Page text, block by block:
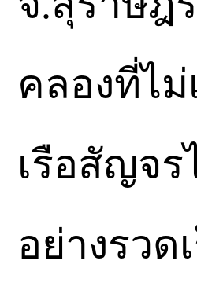
คลองที่ไ
เรือสัญจ
อย่างรว